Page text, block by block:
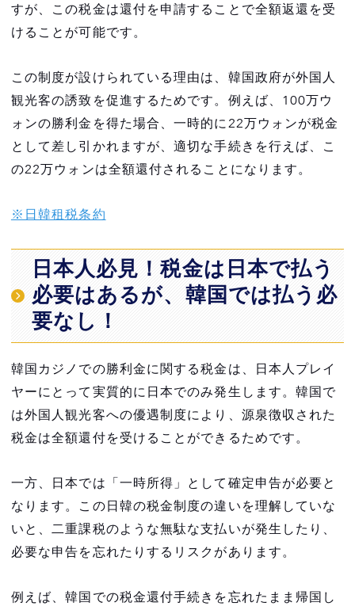
現金の持ち込み/持ち出しが面倒だと感じてい
る方は「VIP CASINO CLUB ウォレット」がおす
特徴1. 現金を持ち歩く不安から解放される安
心設計
特徴2. 手続きのシンプル化でストレスフリー
なプレイを実現
ノ体験
韓国でカジノを楽しみたい方はインスパイ
ア・エンターテインメント・リゾートがおすすめ
24時間体制で日本語対応スタッフがサポート
INSPIRE VIP CASINO CLUB経由でカジノ会
員カードを登録してお得にカジノを楽しめる
韓国最大のカジノ・リゾート施設
まとめ
すが、この税金は還付を申請することで全額返還を受
けることが可能です。
この制度が設けられている理由は、韓国政府が外国人
観光客の誘致を促進するためです。例えば、100万ウ
ォンの勝利金を得た場合、一時的に22万ウォンが税金
として差し引かれますが、適切な手続きを行えば、こ
の22万ウォンは全額還付されることになります。
※日韓租税条約
日本人必見！税金は日本で払う
必要はあるが、韓国では払う必
要なし！
韓国カジノでの勝利金に関する税金は、日本人プレイ
ヤーにとって実質的に日本でのみ発生します。韓国で
は外国人観光客への優遇制度により、源泉徴収された
税金は全額還付を受けることができるためです。
一方、日本では「一時所得」として確定申告が必要と
なります。この日韓の税金制度の違いを理解していな
いと、二重課税のような無駄な支払いが発生したり、
必要な申告を忘れたりするリスクがあります。
例えば、韓国での税金還付手続きを忘れたまま帰国し